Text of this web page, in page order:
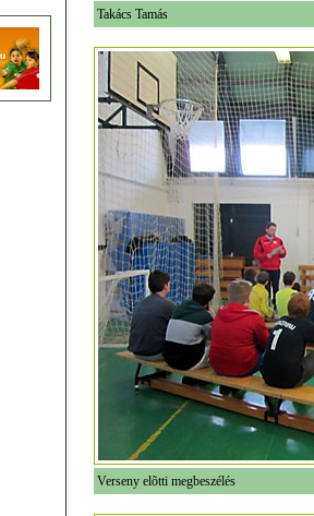
Takács Tamás
Verseny elõtti megbeszélés